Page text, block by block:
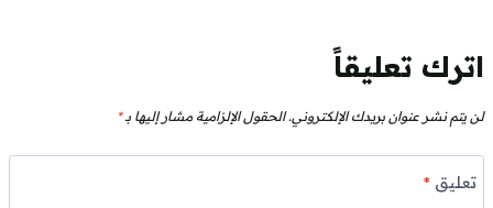
اترك تعليقاً
لن يتم نشر عنوان بريدك الإلكتروني. الحقول الإلزامية مشار إليها بـ*
تعليق*